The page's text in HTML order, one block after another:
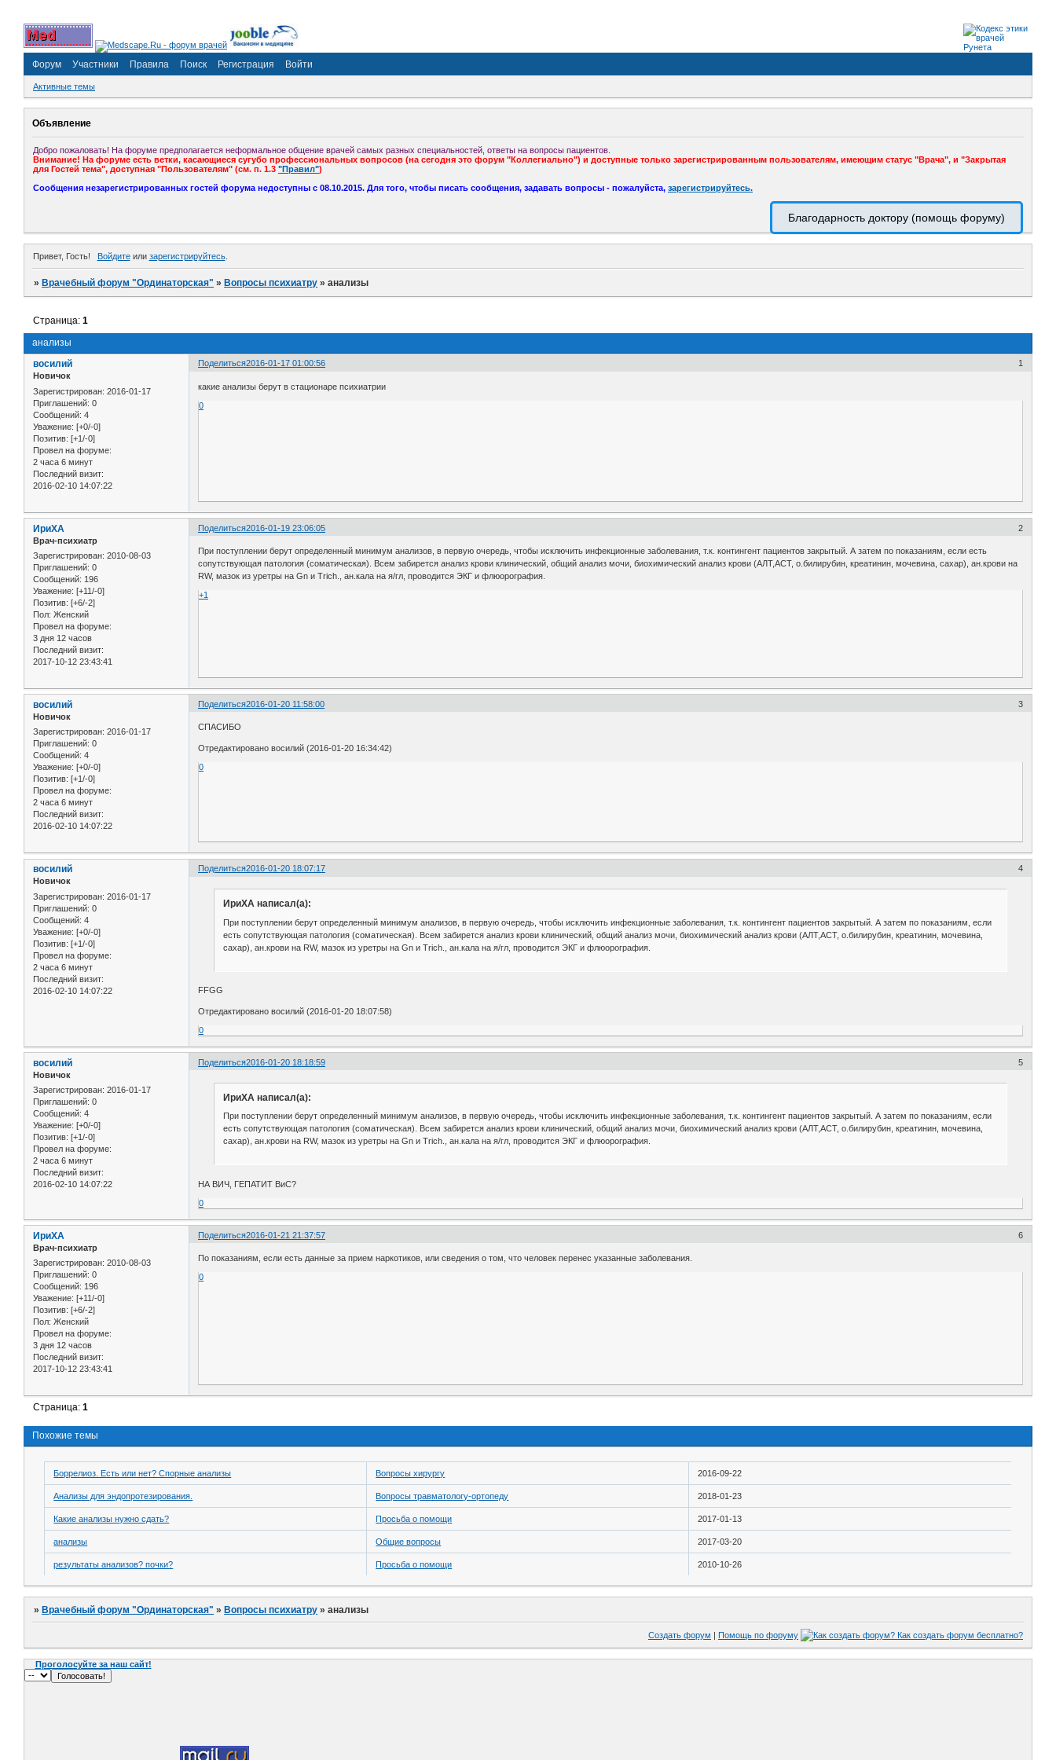
Форум Участники Правила Поиск Регистрация Войти
Активные темы
Объявление
Добро пожаловать! На форуме предполагается неформальное общение врачей самых разных специальностей, ответы на вопросы пациентов.
Внимание! На форуме есть ветки, касающиеся сугубо профессиональных вопросов (на сегодня это форум "Коллегиально") и доступные только зарегистрированным пользователям, имеющим статус "Врача", и "Закрытая
для Гостей тема", доступная "Пользователям" (см. п. 1.3 "Правил")
Сообщения незарегистрированных гостей форума недоступны с 08.10.2015. Для того, чтобы писать сообщения, задавать вопросы - пожалуйста, зарегистрируйтесь.
Благодарность доктору (помощь форуму)
Привет, Гость! Войдитеили зарегистрируйтесь.
» Врачебный форум "Ординаторская" » Вопросы психиатру »анализы
анализы
Страница:1
Поделиться 1
2016-01-17 01:00:56
восилий
Новичок
Зарегистрирован: 2016-01-17
Приглашений: 0
Сообщений: 4
Уважение: [+0/-0]
Позитив: [+1/-0]
Провел на форуме:
2 часа 6 минут
Последний визит:
2016-02-10 14:07:22
какие анализы берут в стационаре психиатрии
0
Поделиться 2
2016-01-19 23:06:05
ИриХА
Врач-психиатр
Зарегистрирован: 2010-08-03
Приглашений: 0
Сообщений: 196
Уважение: [+11/-0]
Позитив: [+6/-2]
Пол: Женский
Провел на форуме:
3 дня 12 часов
Последний визит:
2017-10-12 23:43:41
При поступлении берут определенный минимум анализов, в первую очередь, чтобы исключить инфекционные заболевания, т.к. контингент пациентов закрытый. А затем по показаниям, если есть
сопутствующая патология (соматическая). Всем забирется анализ крови клинический, общий анализ мочи, биохимический анализ крови (АЛТ,АСТ, о.билирубин, креатинин, мочевина, сахар), ан.крови на
RW, мазок из уретры на Gn и Trich., ан.кала на я/гл, проводится ЭКГ и флюорография.
+1
Поделиться 3
2016-01-20 11:58:00
восилий
Новичок
Зарегистрирован: 2016-01-17
Приглашений: 0
Сообщений: 4
Уважение: [+0/-0]
Позитив: [+1/-0]
Провел на форуме:
2 часа 6 минут
Последний визит:
2016-02-10 14:07:22
СПАСИБО
Отредактировано восилий (2016-01-20 16:34:42)
0
Поделиться 4
2016-01-20 18:07:17
восилий
Новичок
Зарегистрирован: 2016-01-17
Приглашений: 0
Сообщений: 4
Уважение: [+0/-0]
Позитив: [+1/-0]
Провел на форуме:
2 часа 6 минут
Последний визит:
2016-02-10 14:07:22
ИриХА написал(а):
При поступлении берут определенный минимум анализов, в первую очередь, чтобы исключить инфекционные заболевания, т.к. контингент пациентов закрытый. А затем по показаниям, если
есть сопутствующая патология (соматическая). Всем забирется анализ крови клинический, общий анализ мочи, биохимический анализ крови (АЛТ,АСТ, о.билирубин, креатинин, мочевина,
сахар), ан.крови на RW, мазок из уретры на Gn и Trich., ан.кала на я/гл, проводится ЭКГ и флюорография.
FFGG
Отредактировано восилий (2016-01-20 18:07:58)
0
Поделиться 5
2016-01-20 18:18:59
восилий
Новичок
Зарегистрирован: 2016-01-17
Приглашений: 0
Сообщений: 4
Уважение: [+0/-0]
Позитив: [+1/-0]
Провел на форуме:
2 часа 6 минут
Последний визит:
2016-02-10 14:07:22
ИриХА написал(а):
При поступлении берут определенный минимум анализов, в первую очередь, чтобы исключить инфекционные заболевания, т.к. контингент пациентов закрытый. А затем по показаниям, если
есть сопутствующая патология (соматическая). Всем забирется анализ крови клинический, общий анализ мочи, биохимический анализ крови (АЛТ,АСТ, о.билирубин, креатинин, мочевина,
сахар), ан.крови на RW, мазок из уретры на Gn и Trich., ан.кала на я/гл, проводится ЭКГ и флюорография.
НА ВИЧ, ГЕПАТИТ BиC?
0
Поделиться 6
2016-01-21 21:37:57
ИриХА
Врач-психиатр
Зарегистрирован: 2010-08-03
Приглашений: 0
Сообщений: 196
Уважение: [+11/-0]
Позитив: [+6/-2]
Пол: Женский
Провел на форуме:
3 дня 12 часов
Последний визит:
2017-10-12 23:43:41
По показаниям, если есть данные за прием наркотиков, или сведения о том, что человек перенес указанные заболевания.
0
Страница:1
Похожие темы
Боррелиоз. Есть или нет? Спорные анализы Вопросы хирургу 2016-09-22
Анализы для эндопротезирования. Вопросы травматологу-ортопеду 2018-01-23
Какие анализы нужно сдать? Просьба о помощи 2017-01-13
анализы Общие вопросы 2017-03-20
результаты анализов? почки? Просьба о помощи 2010-10-26
» Врачебный форум "Ординаторская" » Вопросы психиатру »анализы
Создать форум | Помощь по форуму
Проголосуйте за наш сайт!